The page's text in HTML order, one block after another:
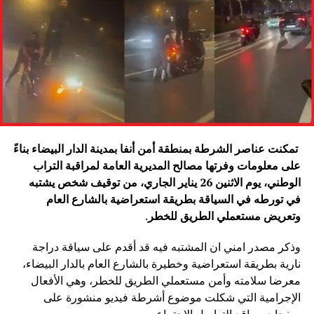
تمكنت عناصر الشرطة بمنطقة أمن أنفا بمدينة الدار البيضاء بناءً
على معلومات وفرتها مصالح المديرية العامة لمراقبة التراب
الوطني، يوم الاثنين 26 يناير الجاري، من توقيف شخص يشتبه
في تورطه في السياقة بطريقة استعراضية بالشارع العام
وتعريض مستعملي الطريق للخطر.
وذكر مصدر امني ان المشتبه فيه قد أقدم على سياقة دراجة
نارية بطريقة استعراضية وخطيرة بالشارع العام بالدار البيضاء،
معرضا سلامته وأمن مستعملي الطريق للخطر، وهي الأفعال
الإجرامية التي شكلت موضوع أشرطة فيديو منشورة على